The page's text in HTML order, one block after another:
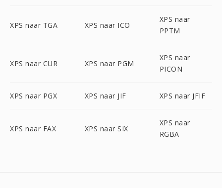
XPS naar TGA XPS naar ICO
XPS naar
PPTM
XPS naar CUR XPS naar PGM
XPS naar
PICON
XPS naar PGX XPS naar JIF XPS naar JFIF
XPS naar FAX XPS naar SIX
XPS naar
RGBA